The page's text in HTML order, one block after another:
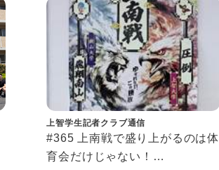
上智学生記者クラブ通信
#365 上南戦で盛り上がるのは体
育会だけじゃない！